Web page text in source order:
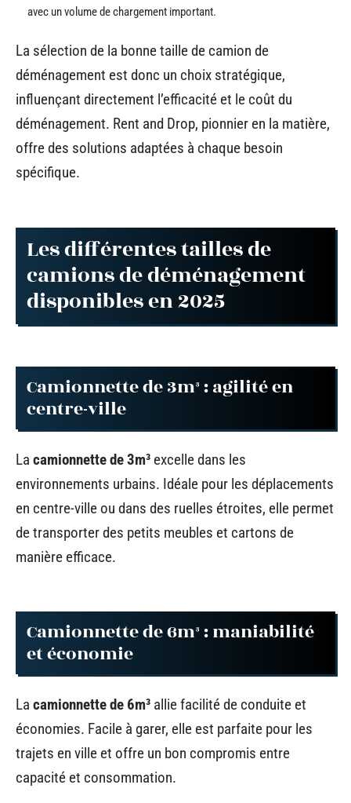
avec un volume de chargement important.
La sélection de la bonne taille de camion de
déménagement est donc un choix stratégique,
influençant directement l’efficacité et le coût du
déménagement. Rent and Drop, pionnier en la matière,
offre des solutions adaptées à chaque besoin
spécifique.
Les différentes tailles de
camions de déménagement
disponibles en 2025
Camionnette de 3m³ : agilité en
centre-ville
La camionnette de 3m³ excelle dans les
environnements urbains. Idéale pour les déplacements
en centre-ville ou dans des ruelles étroites, elle permet
de transporter des petits meubles et cartons de
manière efficace.
Camionnette de 6m³ : maniabilité
et économie
La camionnette de 6m³ allie facilité de conduite et
économies. Facile à garer, elle est parfaite pour les
trajets en ville et offre un bon compromis entre
capacité et consommation.